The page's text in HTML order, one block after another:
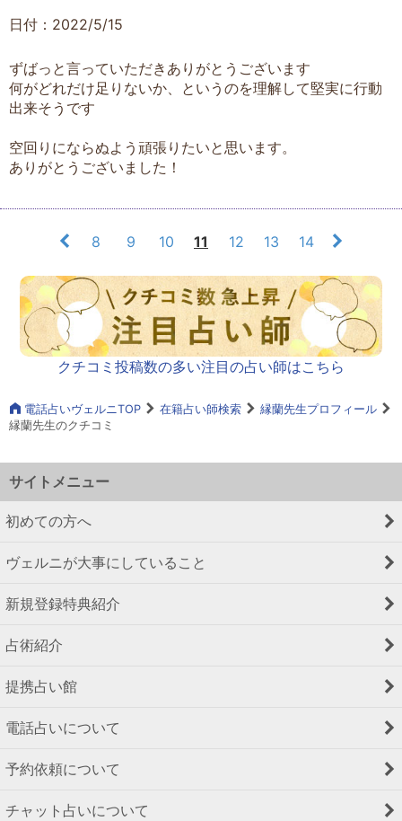
日付：2022/5/15
ずばっと言っていただきありがとうございます
何がどれだけ足りないか、というのを理解して堅実に行動
出来そうです
空回りにならぬよう頑張りたいと思います。
ありがとうございました！
8 9 10 11 12 13 14
クチコミ投稿数の多い注目の占い師はこちら
電話占いヴェルニTOP 在籍占い師検索
縁蘭先生プロフィール
縁蘭先生のクチコミ
サイトメニュー
初めての方へ
ヴェルニが大事にしていること
新規登録特典紹介
占術紹介
提携占い館
電話占いについて
予約依頼について
チャット占いについて